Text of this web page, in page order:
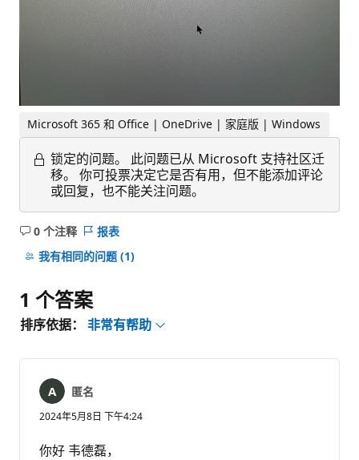
Microsoft 365 和 Office | OneDrive | 家庭版 | Windows
锁定的问题。
此问题已从 Microsoft 支持社区迁
移。 你可投票决定它是否有用，但不能添加评论
或回复，也不能关注问题。
0 个注释
无
注
报表
我有相同的问题 (1)
1 个答案
排序依据： 非常有帮助
匿名
2024年5月8日 下午4:24
你好 韦德磊，